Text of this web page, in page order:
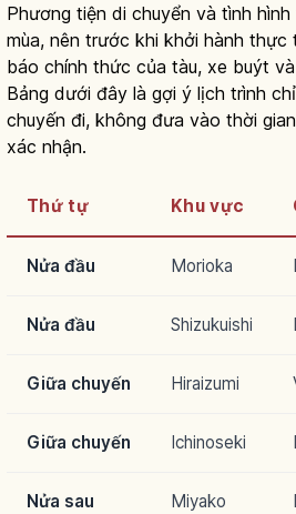
Phương tiện di chuyển và tình
mùa, nên trước khi khởi hành thực
báo chính thức của tàu, xe buýt
Bảng dưới đây là gợi ý lịch trình
chuyến đi, không đưa vào thời
xác nhận.
Thứ tự Khu vực
Nửa đầu Morioka
Nửa đầu Shizukuishi
Giữa chuyến Hiraizumi
Giữa chuyến Ichinoseki
Nửa sau Miyako